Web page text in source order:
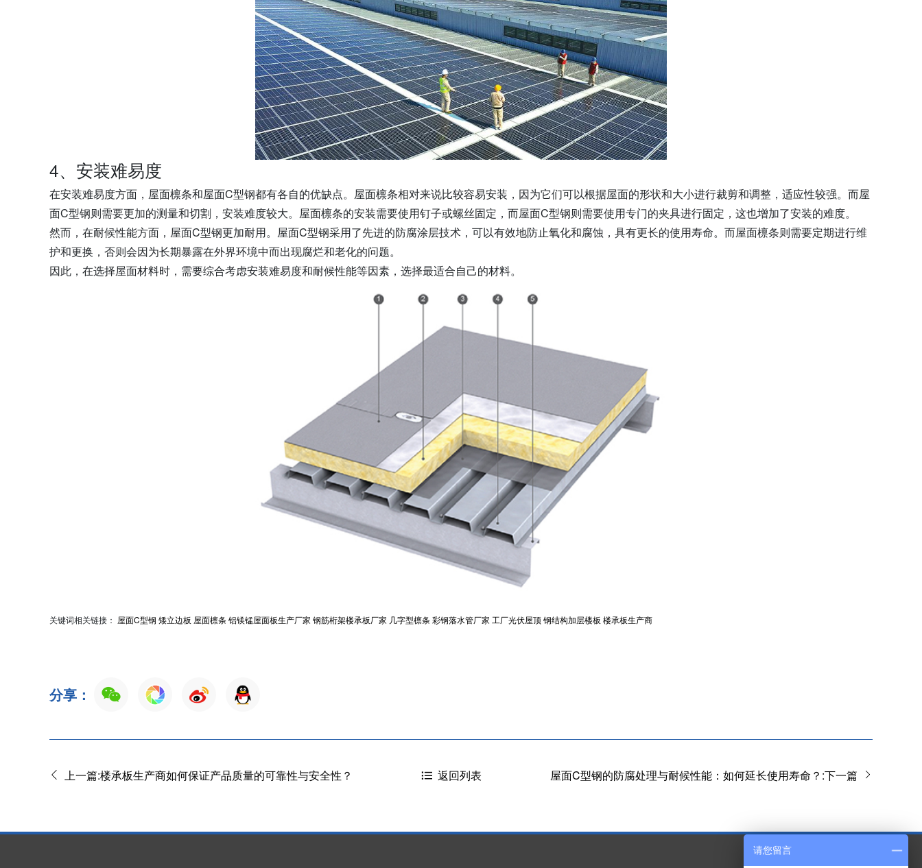
4、安装难易度
在安装难易度方面，屋面檩条和屋面C型钢都有各自的优缺点。屋面檩条相对来说比较容易安装，因为它们可以根据屋面的形状和大小进行裁剪和调整，适应性较强。而屋
面C型钢则需要更加的测量和切割，安装难度较大。屋面檩条的安装需要使用钉子或螺丝固定，而屋面C型钢则需要使用专门的夹具进行固定，这也增加了安装的难度。
然而，在耐候性能方面，屋面C型钢更加耐用。屋面C型钢采用了先进的防腐涂层技术，可以有效地防止氧化和腐蚀，具有更长的使用寿命。而屋面檩条则需要定期进行维
护和更换，否则会因为长期暴露在外界环境中而出现腐烂和老化的问题。
因此，在选择屋面材料时，需要综合考虑安装难易度和耐候性能等因素，选择最适合自己的材料。
关键词相关链接： 屋面C型钢 矮立边板 屋面檩条 铝镁锰屋面板生产厂家 钢筋桁架楼承板厂家 几字型檩条 彩钢落水管厂家 工厂光伏屋顶钢结构加层楼板 楼承板生产商
分享：
上一篇:楼承板生产商如何保证产品质量的可靠性与安全性？ 返回列表 屋面C型钢的防腐处理与耐候性能：如何延长使用寿命？:下一篇
请您留言